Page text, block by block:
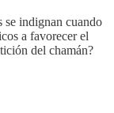
se indignan cuando
a favorecer el
del chamán?